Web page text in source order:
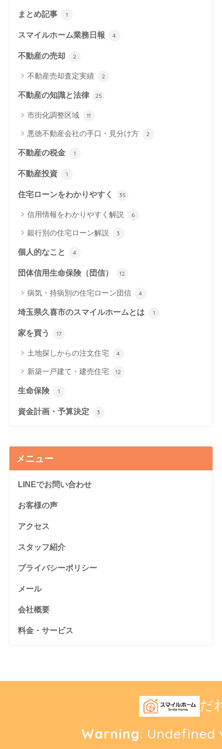
まとめ記事 1
スマイルホーム業務日報 4
不動産の売却 2
不動産売却査定実績 2
不動産の知識と法律 25
市街化調整区域 11
悪徳不動産会社の手口・見分け方 2
不動産の税金 1
不動産投資 1
住宅ローンをわかりやすく 35
信用情報をわかりやすく解説 6
銀行別の住宅ローン解説 3
個人的なこと 4
団体信用生命保険（団信） 12
病気・持病別の住宅ローン団信 4
埼玉県久喜市のスマイルホームとは 1
家を買う 17
土地探しからの注文住宅 4
新築一戸建て・建売住宅 12
生命保険 1
資金計画・予算決定 3
メニュー
LINEでお問い合わせ
お客様の声
アクセス
スタッフ紹介
プライバシーポリシー
メール
会社概要
料金・サービス
だ
Warning: